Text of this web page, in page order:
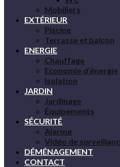
Mobiliers
EXTÉRIEUR
Piscine
Terrasse et balcon
ENERGIE
Chauffage
Economie d’énergie
Isolation
JARDIN
Jardinage
Équipements
SÉCURITÉ
Alarme
Vidéo de
DÉMÉNAGEMENT
CONTACT